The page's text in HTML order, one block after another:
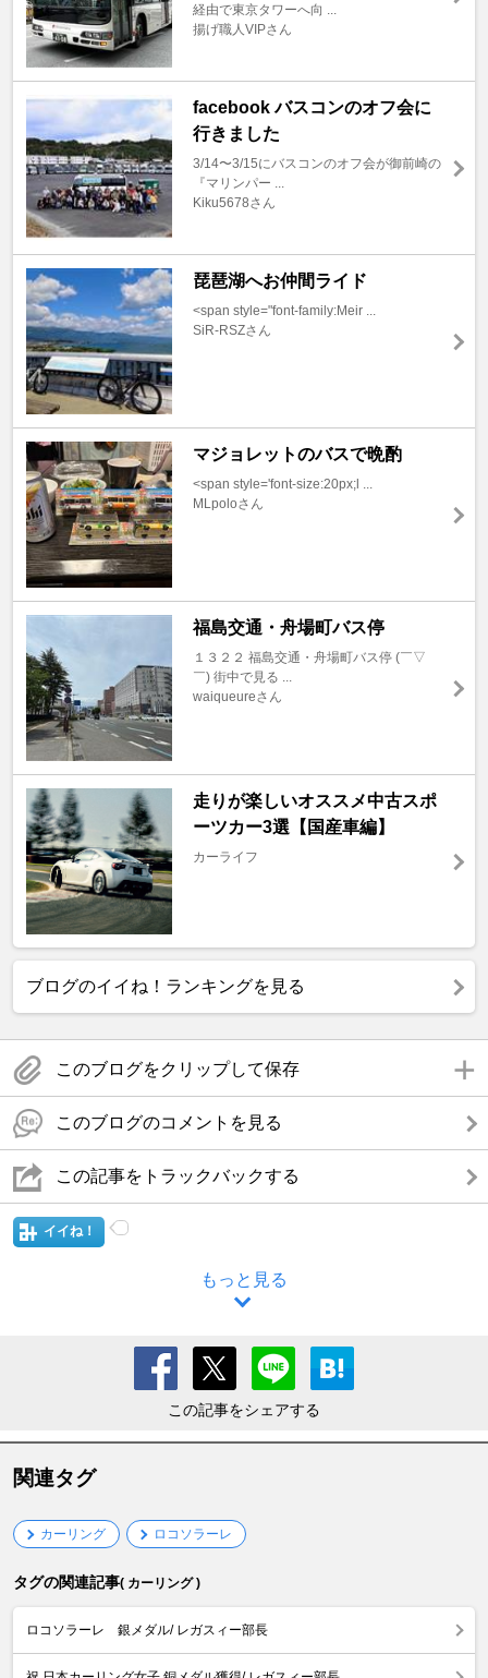
経由で東京タワーへ向 ...
揚げ職人VIPさん
facebook バスコンのオフ会に
行きました
3/14〜3/15にバスコンのオフ会が御前崎の
『マリンパー ...
Kiku5678さん
琵琶湖へお仲間ライド
<span style="font-family:Meir ...
SiR-RSZさん
マジョレットのバスで晩酌
<span style='font-size:20px;l ...
MLpoloさん
福島交通・舟場町バス停
１３２２ 福島交通・舟場町バス停 (￣▽
￣) 街中で見る ...
waiqueureさん
走りが楽しいオススメ中古スポ
ーツカー3選【国産車編】
カーライフ
ブログのイイね！ランキングを見る
このブログをクリップして保存
このブログのコメントを見る
この記事をトラックバックする
イイね！
もっと見る
この記事をシェアする
関連タグ
カーリング ロコソラーレ
タグの関連記事( カーリング )
ロコソラーレ 銀メダル/ レガスィー部長